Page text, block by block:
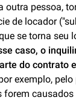
outra pessoa,
de locador
se torna seu
caso, o
do contrato
exemplo,
forem